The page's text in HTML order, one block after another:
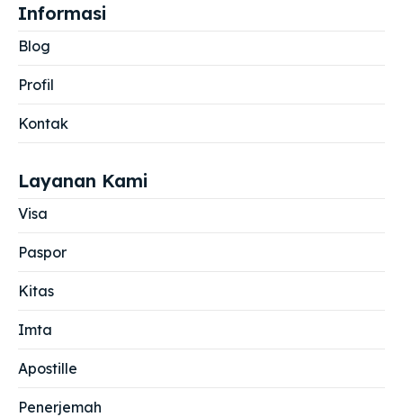
Informasi
Blog
Profil
Kontak
Layanan Kami
Visa
Paspor
Kitas
Imta
Apostille
Penerjemah